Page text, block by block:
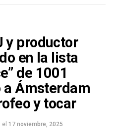
y productor
en la lista
de 1001
Ámsterdam
y tocar
el 17 noviembre, 2025